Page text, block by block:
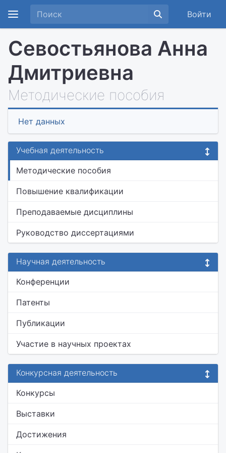
Войти
Севостьянова Анна
Дмитриевна
Методические пособия
Нет данных
Учебная деятельность
Методические пособия
Повышение квалификации
Преподаваемые дисциплины
Руководство диссертациями
Научная деятельность
Конференции
Патенты
Публикации
Участие в научных проектах
Конкурсная деятельность
Конкурсы
Выставки
Достижения